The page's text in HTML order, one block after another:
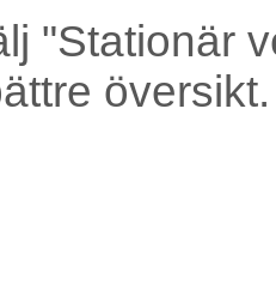
"Stationär
översikt.